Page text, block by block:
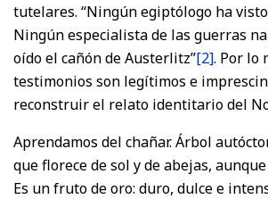
tutelares. “Ningún egiptólogo ha visto
Ningún especialista de las guerras
oído el cañón de Austerlitz”[2]. Por lo
testimonios son legítimos e
reconstruir el relato identitario del
Aprendamos del chañar. Árbol
que florece de sol y de abejas,
Es un fruto de oro: duro, dulce e